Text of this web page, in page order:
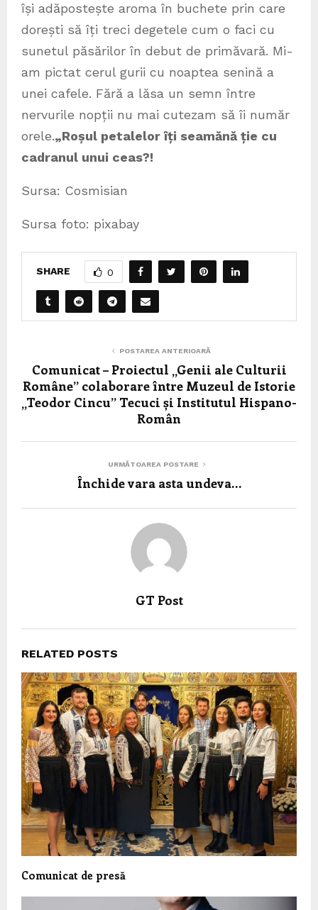
își adăpostește aroma în buchete prin care
dorești să îți treci degetele cum o faci cu
sunetul păsărilor în debut de primăvară. Mi-
am pictat cerul gurii cu noaptea senină a
unei cafele. Fără a lăsa un semn între
nervurile nopții nu mai cutezam să îi număr
orele.„Roșul petalelor îți seamănă ție cu
cadranul unui ceas?!
Sursa: Cosmisian
Sursa foto: pixabay
SHARE 0
POSTAREA ANTERIOARĂ
Comunicat – Proiectul „Genii ale Culturii
Române” colaborare între Muzeul de Istorie
„Teodor Cincu” Tecuci și Institutul Hispano-
Român
URMĂTOAREA POSTARE
Închide vara asta undeva…
GT Post
RELATED POSTS
Comunicat de presă